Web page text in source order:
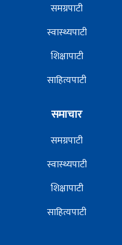
समग्रपाटी
स्वास्थ्यपाटी
शिक्षापाटी
साहित्यपाटी
समाचार
समग्रपाटी
स्वास्थ्यपाटी
शिक्षापाटी
साहित्यपाटी